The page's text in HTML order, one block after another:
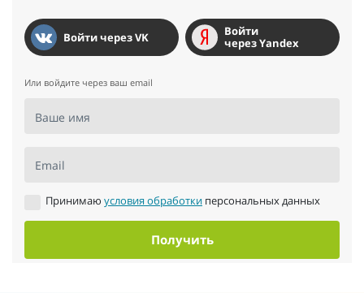
Войти через VK
Войти
через Yandex
Или войдите через ваш email
Ваше имя
Email
Принимаю условия обработки персональных данных
Получить